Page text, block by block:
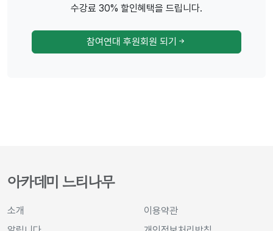
수강료 30% 할인혜택을 드립니다.
참여연대 후원회원 되기
아카데미 느티나무
소개
이용약관